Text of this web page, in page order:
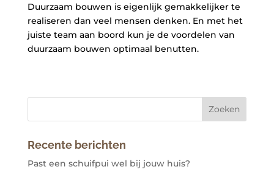
Duurzaam bouwen is eigenlijk gemakkelijker te
realiseren dan veel mensen denken. En met het
juiste team aan boord kun je de voordelen van
duurzaam bouwen optimaal benutten.
Recente berichten
Past een schuifpui wel bij jouw huis?